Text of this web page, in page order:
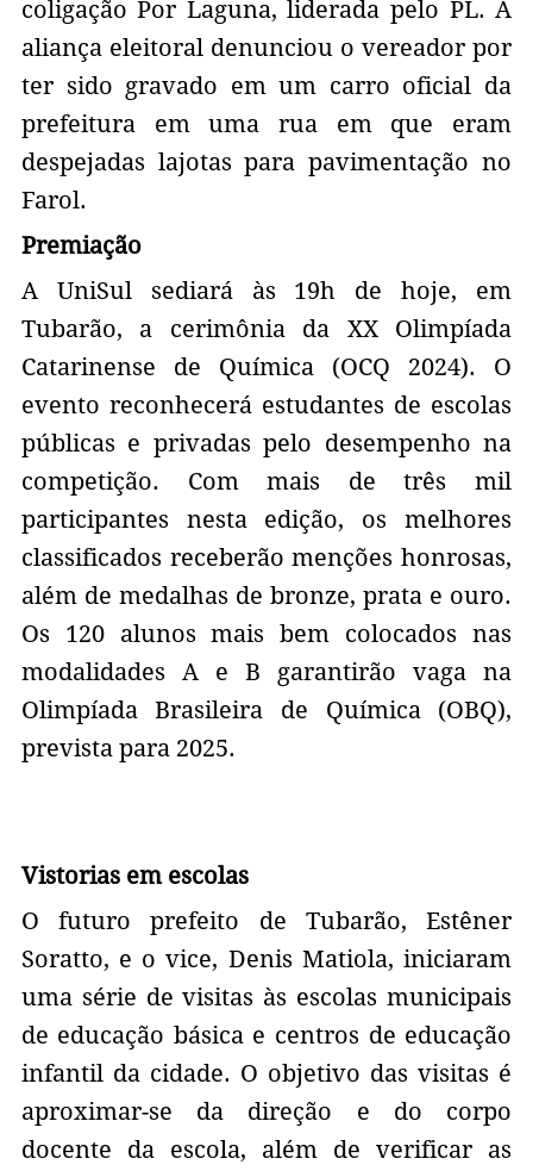
coligação Por Laguna, liderada pelo PL. A
aliança eleitoral denunciou o vereador por
ter sido gravado em um carro oficial da
prefeitura em uma rua em que eram
despejadas lajotas para pavimentação no
Farol.
Premiação
A UniSul sediará às 19h de hoje, em
Tubarão, a cerimônia da XX Olimpíada
Catarinense de Química (OCQ 2024). O
evento reconhecerá estudantes de escolas
públicas e privadas pelo desempenho na
competição. Com mais de três mil
participantes nesta edição, os melhores
classificados receberão menções honrosas,
além de medalhas de bronze, prata e ouro.
Os 120 alunos mais bem colocados nas
modalidades A e B garantirão vaga na
Olimpíada Brasileira de Química (OBQ),
prevista para 2025.
Vistorias em escolas
O futuro prefeito de Tubarão, Estêner
Soratto, e o vice, Denis Matiola, iniciaram
uma série de visitas às escolas municipais
de educação básica e centros de educação
infantil da cidade. O objetivo das visitas é
aproximar-se da direção e do corpo
docente da escola, além de verificar as